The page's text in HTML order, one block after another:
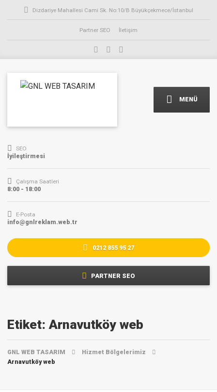
Dizdariye Mahallesi Cami Sk. No:10/B Büyükçekmece/İstanbul
Partner SEO İletişim
MENÜ
PARTNER SEO
SEO
İyileştirmesi
Çalışma Saatleri
8:00 - 18:00
E-Posta
info@gnlreklam.web.tr
0212 855 95 27
Etiket:Arnavutköy web
GNL WEB TASARIM
Hizmet Bölgelerimiz
Arnavutköy web